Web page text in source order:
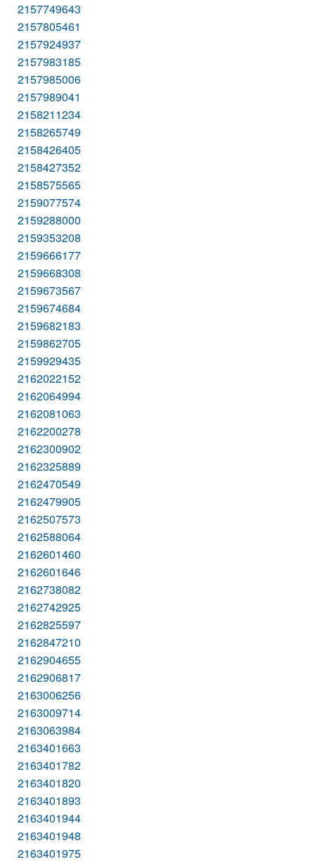
2157749643
2157805461
2157924937
2157983185
2157985006
2157989041
2158211234
2158265749
2158426405
2158427352
2158575565
2159077574
2159288000
2159353208
2159666177
2159668308
2159673567
2159674684
2159682183
2159862705
2159929435
2162022152
2162064994
2162081063
2162200278
2162300902
2162325889
2162470549
2162479905
2162507573
2162588064
2162601460
2162601646
2162738082
2162742925
2162825597
2162847210
2162904655
2162906817
2163006256
2163009714
2163063984
2163401663
2163401782
2163401820
2163401893
2163401944
2163401948
2163401975